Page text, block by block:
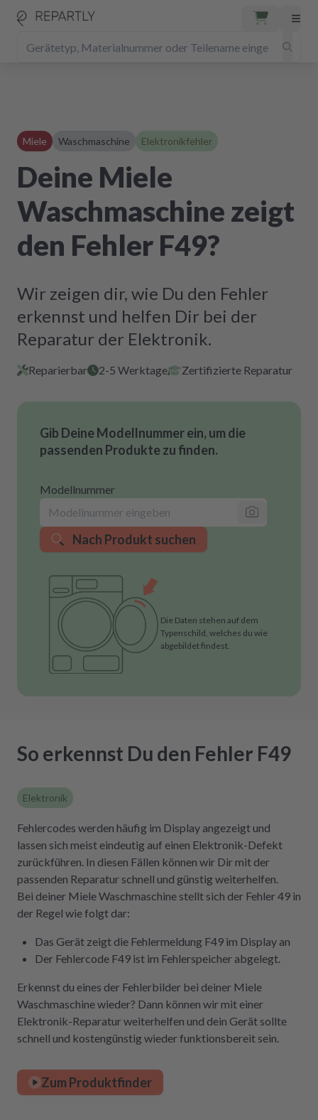
Miele Waschmaschine Elektronikfehler
Deine Miele
Waschmaschine zeigt
den Fehler F49?
Wir zeigen dir, wie Du den Fehler
erkennst und helfen Dir bei der
Reparatur der Elektronik.
Reparierbar 2-5 Werktage Zertifizierte Reparatur
Gib Deine Modellnummer ein, um die
passenden Produkte zu finden.
Modellnummer
Nach Produkt suchen
Die Daten stehen auf dem
Typenschild, welches du wie
abgebildet findest.
So erkennst Du den Fehler F49
Elektronik
Fehlercodes werden häufig im Display angezeigt und
lassen sich meist eindeutig auf einen Elektronik-Defekt
zurückführen. In diesen Fällen können wir Dir mit der
passenden Reparatur schnell und günstig weiterhelfen.
Bei deiner Miele Waschmaschine stellt sich der Fehler 49 in
der Regel wie folgt dar:
Das Gerät zeigt die Fehlermeldung F49 im Display an
Der Fehlercode F49 ist im Fehlerspeicher abgelegt.
Erkennst du eines der Fehlerbilder bei deiner Miele
Waschmaschine wieder? Dann können wir mit einer
Elektronik-Reparatur weiterhelfen und dein Gerät sollte
schnell und kostengünstig wieder funktionsbereit sein.
Zum Produktfinder